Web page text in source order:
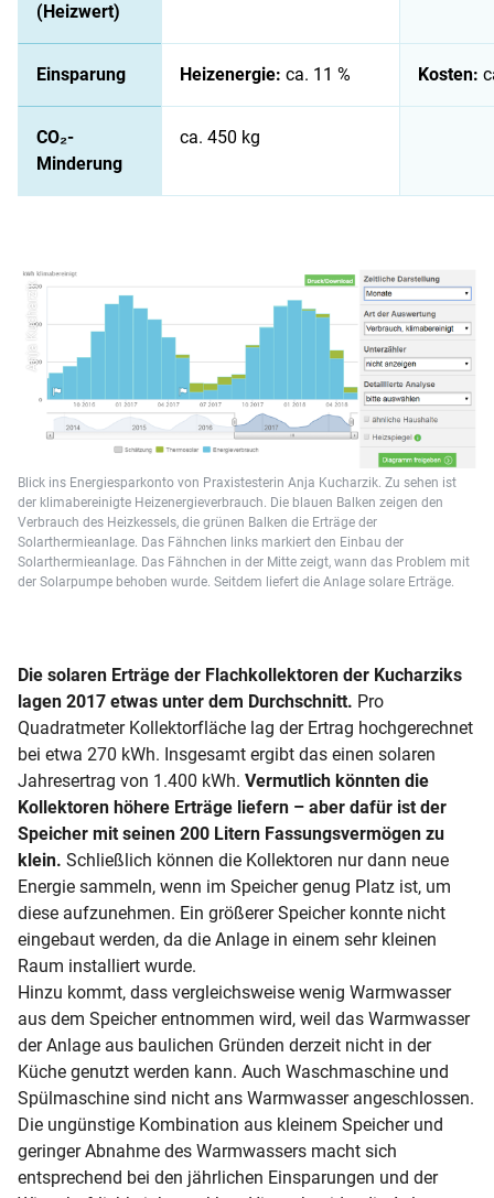
(Heizwert)
Einsparung Heizenergie: ca. 11 % Kosten:
CO₂-
Minderung
ca. 450 kg
Blick ins Energiesparkonto von Praxistesterin Anja Kucharzik. Zu sehen ist
der klimabereinigte Heizenergieverbrauch. Die blauen Balken zeigen den
Verbrauch des Heizkessels, die grünen Balken die Erträge der
Solarthermieanlage. Das Fähnchen links markiert den Einbau der
Solarthermieanlage. Das Fähnchen in der Mitte zeigt, wann das Problem mit
der Solarpumpe behoben wurde. Seitdem liefert die Anlage solare Erträge.
Anja Kucharzik
Die solaren Erträge der Flachkollektoren der Kucharziks
lagen 2017 etwas unter dem Durchschnitt. Pro
Quadratmeter Kollektorfläche lag der Ertrag hochgerechnet
bei etwa 270 kWh. Insgesamt ergibt das einen solaren
Jahresertrag von 1.400 kWh. Vermutlich könnten die
Kollektoren höhere Erträge liefern – aber dafür ist der
Speicher mit seinen 200 Litern Fassungsvermögen zu
klein. Schließlich können die Kollektoren nur dann neue
Energie sammeln, wenn im Speicher genug Platz ist, um
diese aufzunehmen. Ein größerer Speicher konnte nicht
eingebaut werden, da die Anlage in einem sehr kleinen
Raum installiert wurde.
Hinzu kommt, dass vergleichsweise wenig Warmwasser
aus dem Speicher entnommen wird, weil das Warmwasser
der Anlage aus baulichen Gründen derzeit nicht in der
Küche genutzt werden kann. Auch Waschmaschine und
Spülmaschine sind nicht ans Warmwasser angeschlossen.
Die ungünstige Kombination aus kleinem Speicher und
geringer Abnahme des Warmwassers macht sich
entsprechend bei den jährlichen Einsparungen und der